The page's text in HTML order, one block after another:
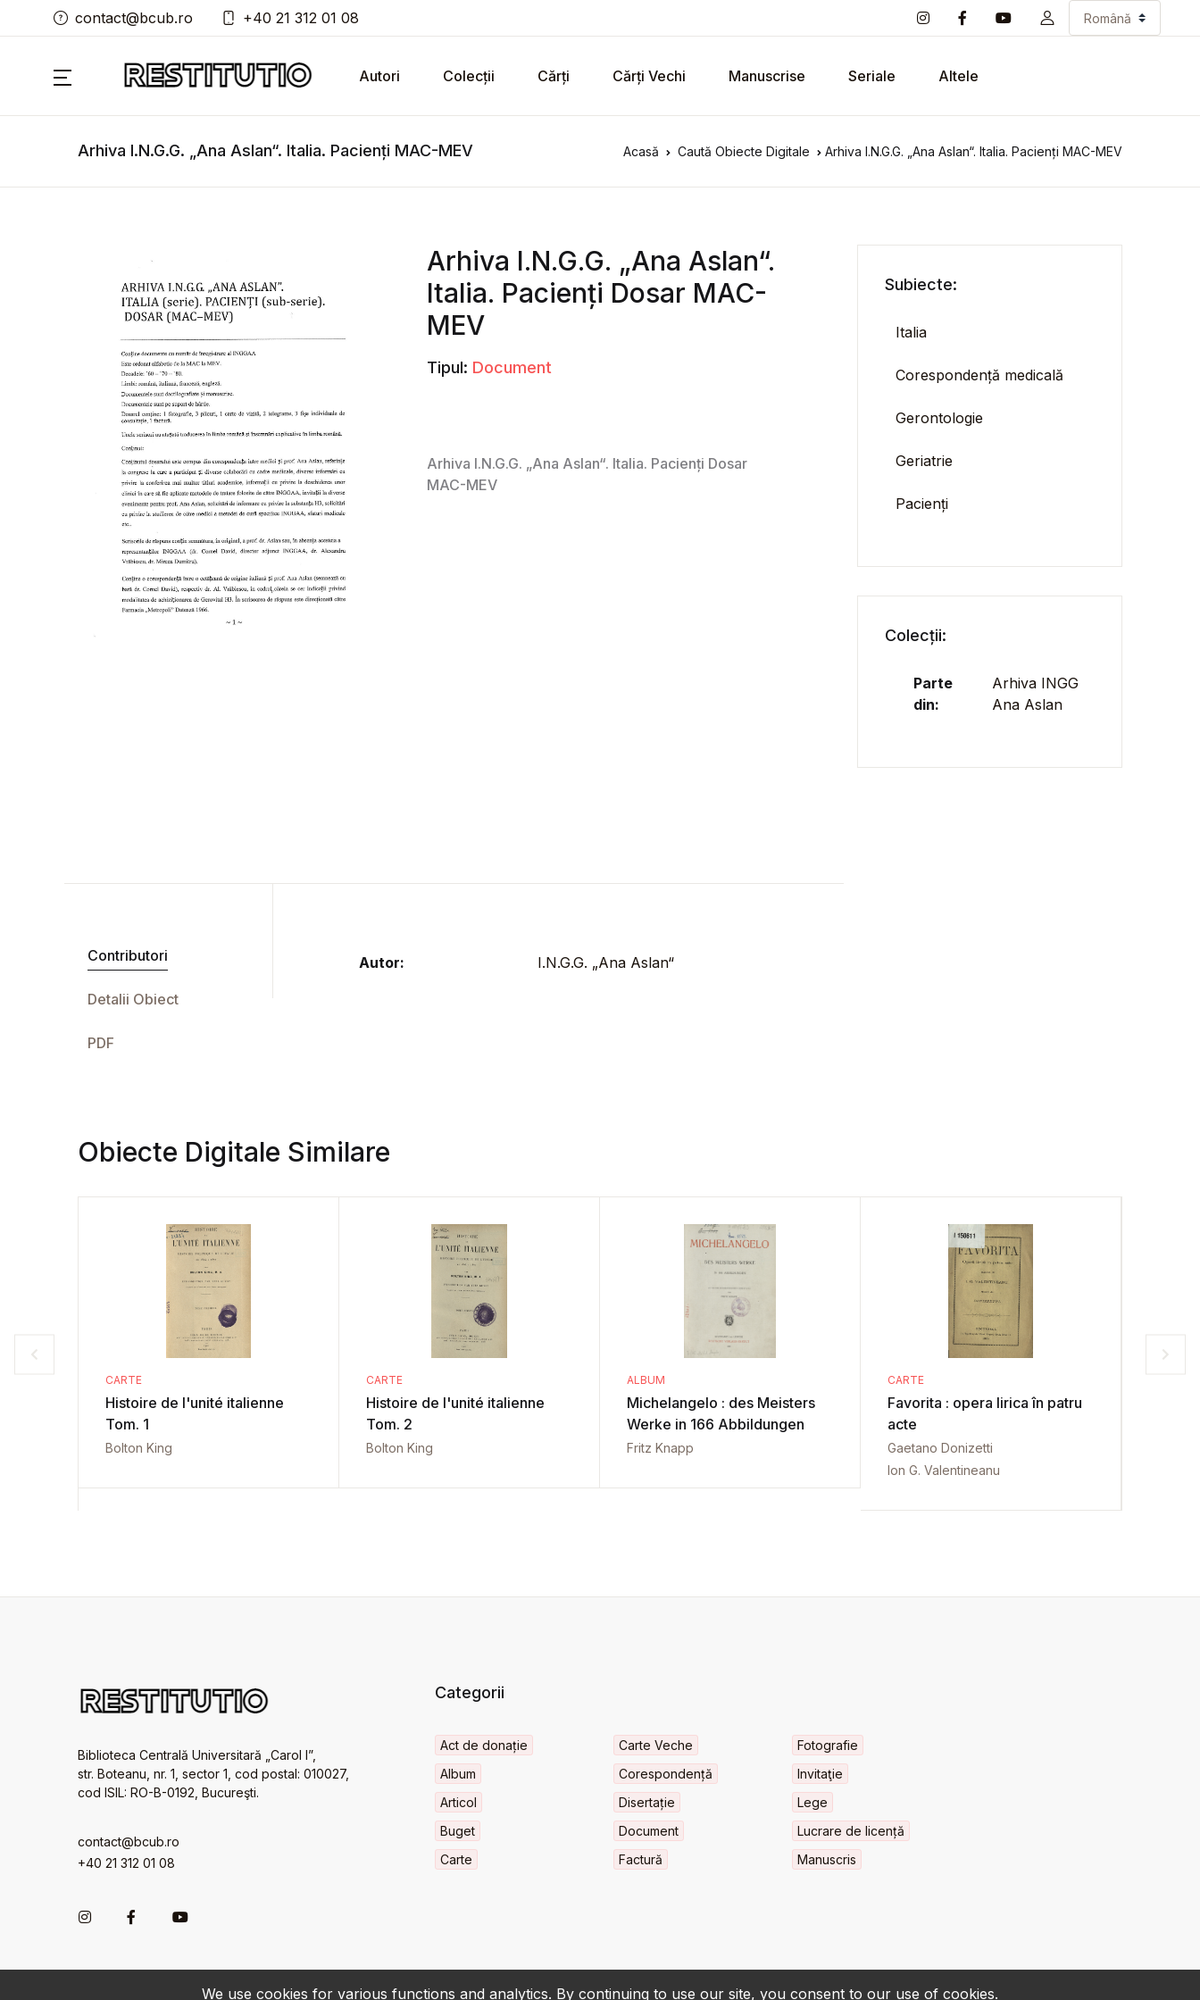
We use cookies for various functions and analytics. By continuing to use our site, you consent to our use of cookies.
contact@bcub.ro +40 21 312 01 08
Autori Colecții Cărți Cărți Vechi Manuscrise Seriale Altele
Arhiva I.N.G.G. „Ana Aslan“. Italia. Pacienți MAC-MEV Acasă Caută Obiecte Digitale Arhiva I.N.G.G. „Ana Aslan“. Italia. Pacienți MAC-MEV
Arhiva I.N.G.G. „Ana Aslan“.
Italia. Pacienți Dosar MAC-
MEV
Tipul: Document
Contributori
Detalii Obiect
PDF
Autor: I.N.G.G. „Ana Aslan“
Subiecte:
Italia
Corespondență medicală
Gerontologie
Geriatrie
Pacienți
Colecții:
Parte
din:
Arhiva INGG
Ana Aslan
Obiecte Digitale Similare
CARTE
Histoire de l'unité italienne
Tom. 1
Bolton King
CARTE
Histoire de l'unité italienne
Tom. 2
Bolton King
ALBUM
Michelangelo : des Meisters
Werke in 166 Abbildungen
Fritz Knapp
CARTE
Favorita : opera lirica în patru
acte
Gaetano Donizetti
Ion G. Valentineanu
Biblioteca Centrală Universitară „Carol I”,
str. Boteanu, nr. 1, sector 1, cod postal: 010027,
cod ISIL: RO-B-0192, Bucureşti.
contact@bcub.ro
+40 21 312 01 08
Categorii
Act de donație
Album
Articol
Buget
Carte
Carte Veche
Corespondență
Disertație
Document
Factură
Fotografie
Invitaţie
Lege
Lucrare de licență
Manuscris